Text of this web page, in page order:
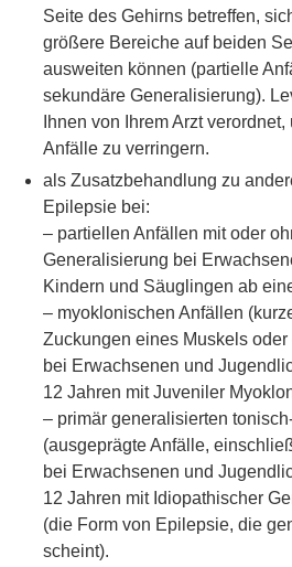
Seite des Gehirns betreffen,
größere Bereiche auf beiden
ausweiten können (partielle
sekundäre Generalisierung).
Ihnen von Ihrem Arzt
Anfälle zu verringern.
als Zusatzbehandlung zu
Epilepsie bei:
– partiellen Anfällen mit oder
Generalisierung bei
Kindern und Säuglingen ab
– myoklonischen Anfällen
Zuckungen eines Muskels
bei Erwachsenen und
12 Jahren mit Juveniler
– primär generalisierten
(ausgeprägte Anfälle,
bei Erwachsenen und
12 Jahren mit Idiopathischer
(die Form von Epilepsie, die
scheint).